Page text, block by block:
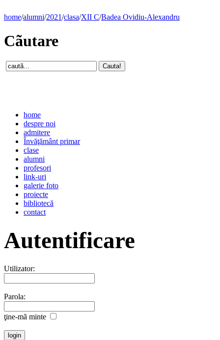
home/alumni/2021/clasa/XII C/Badea Ovidiu-Alexandru
Cãutare
home
despre noi
admitere
Învăţământ primar
clase
alumni
profesori
link-uri
galerie foto
proiecte
bibliotecă
contact
Autentificare
Utilizator:
Parola:
ţine-mã minte